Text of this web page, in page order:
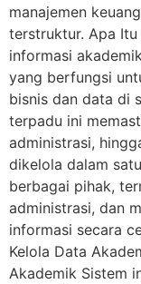
manajemen
terstruktur. Apa
informasi
yang berfungsi
bisnis dan data di
terpadu ini
administrasi,
dikelola dalam
berbagai pihak,
administrasi, dan
informasi secara
Kelola Data
Akademik Sistem